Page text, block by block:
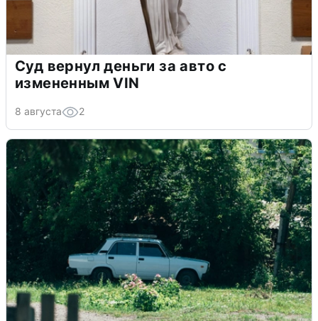
Суд вернул деньги за авто с
измененным VIN
8 августа 2